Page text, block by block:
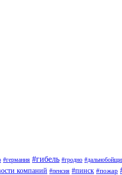
#германия #гибель #гродно
компаний #пенсия #пинск #пожар